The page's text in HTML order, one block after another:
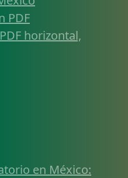
PDF
horizontal,
en México: